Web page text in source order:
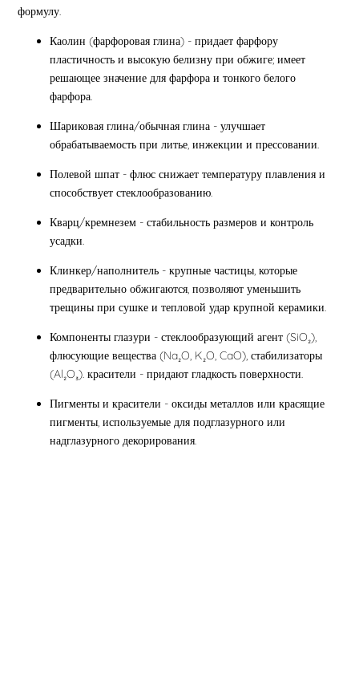
формулу.
Каолин (фарфоровая глина) - придает фарфору
пластичность и высокую белизну при обжиге; имеет
решающее значение для фарфора и тонкого белого
фарфора.
Шариковая глина/обычная глина - улучшает
обрабатываемость при литье, инжекции и прессовании.
Полевой шпат - флюс снижает температуру плавления и
способствует стеклообразованию.
Кварц/кремнезем - стабильность размеров и контроль
усадки.
Клинкер/наполнитель - крупные частицы, которые
предварительно обжигаются, позволяют уменьшить
трещины при сушке и тепловой удар крупной керамики.
Компоненты глазури - стеклообразующий агент (SiO₂),
флюсующие вещества (Na₂O, K₂O, CaO), стабилизаторы
(Al₂O₃). красители - придают гладкость поверхности.
Пигменты и красители - оксиды металлов или красящие
пигменты, используемые для подглазурного или
надглазурного декорирования.